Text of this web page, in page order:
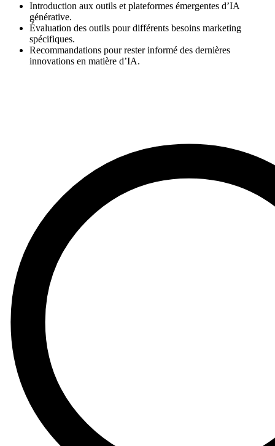
Introduction aux outils et plateformes émergentes d’IA
générative.
Évaluation des outils pour différents besoins marketing
spécifiques.
Recommandations pour rester informé des dernières
innovations en matière d’IA.